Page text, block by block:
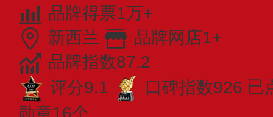
品牌得票1万+
新西兰
品牌网店1+
品牌指数87.2
评分9.1
口碑指数926 已
勋章16个